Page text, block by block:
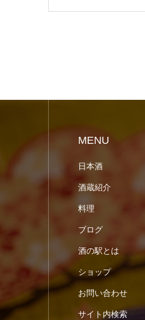
MENU
日本酒
酒蔵紹介
料理
ブログ
酒の駅とは
ショップ
お問い合わせ
サイト内検索